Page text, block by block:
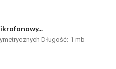
Długość: 1 mb